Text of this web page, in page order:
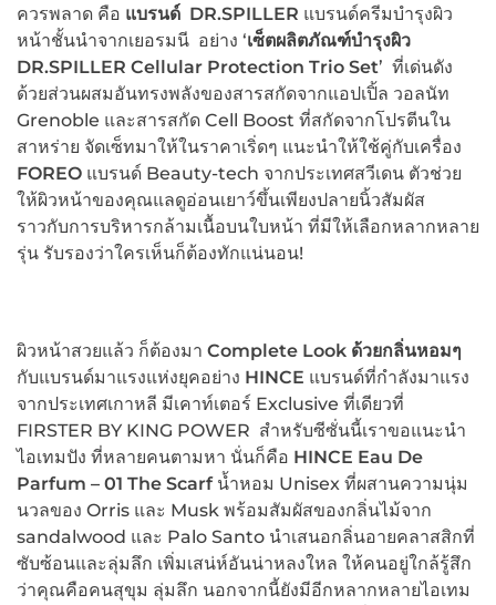
ควรพลาด คือ แบรนด์ DR.SPILLER แบรนด์ครีมบำรุงผิว
หน้าชั้นนำจากเยอรมนี อย่าง ‘เซ็ตผลิตภัณฑ์บำรุงผิว
DR.SPILLER Cellular Protection Trio Set’ ที่เด่นดัง
ด้วยส่วนผสมอันทรงพลังของสารสกัดจากแอปเปิ้ล วอลนัท
Grenoble และสารสกัด Cell Boost ที่สกัดจากโปรตีนใน
สาหร่าย จัดเซ็ทมาให้ในราคาเริ่ดๆ แนะนำให้ใช้คู่กับเครื่อง
FOREO แบรนด์ Beauty-tech จากประเทศสวีเดน ตัวช่วย
ให้ผิวหน้าของคุณแลดูอ่อนเยาว์ขึ้นเพียงปลายนิ้วสัมผัส
ราวกับการบริหารกล้ามเนื้อบนใบหน้า ที่มีให้เลือกหลากหลาย
รุ่น รับรองว่าใครเห็นก็ต้องทักแน่นอน!
ผิวหน้าสวยแล้ว ก็ต้องมา Complete Look ด้วยกลิ่นหอมๆ
กับแบรนด์มาแรงแห่งยุคอย่าง HINCE แบรนด์ที่กำลังมาแรง
จากประเทศเกาหลี มีเคาท์เตอร์ Exclusive ที่เดียวที่
FIRSTER BY KING POWER สำหรับซีซั่นนี้เราขอแนะนำ
ไอเทมปัง ที่หลายคนตามหา นั่นก็คือ HINCE Eau De
Parfum – 01 The Scarfน้ำหอม Unisex ที่ผสานความนุ่ม
นวลของ Orris และ Musk พร้อมสัมผัสของกลิ่นไม้จาก
sandalwood และ Palo Santo นำเสนอกลิ่นอายคลาสสิกที่
ซับซ้อนและลุ่มลึก เพิ่มเสน่ห์อันน่าหลงใหล ให้คนอยู่ใกล้รู้สึก
ว่าคุณคือคนสุขุม ลุ่มลึก นอกจากนี้ยังมีอีกหลากหลายไอเทม